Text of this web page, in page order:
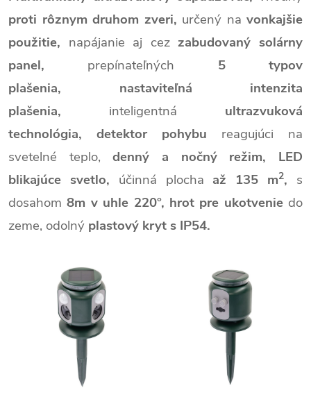
proti rôznym druhom zveri, určený na vonkajšie
použitie, napájanie aj cez zabudovaný solárny
panel, prepínateľných 5 typov
plašenia, nastaviteľná intenzita
plašenia, inteligentná ultrazvuková
technológia, detektor pohybu reagujúci na
svetelné teplo,denný a nočný režim, LED
blikajúce svetlo, účinná plocha až 135 m2, s
dosahom8m v uhle 220°, hrot pre ukotveniedo
zeme, odolný plastový kryt s IP54.